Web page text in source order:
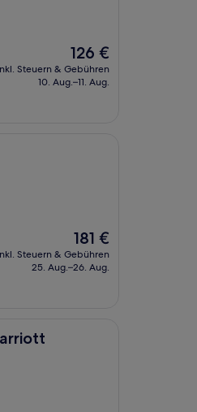
Der
Preis
beträgt
126 €
Steuern & Gebühren
10. Aug.–11. Aug.
Der
Preis
beträgt
181 €
Steuern & Gebühren
25. Aug.–26. Aug.